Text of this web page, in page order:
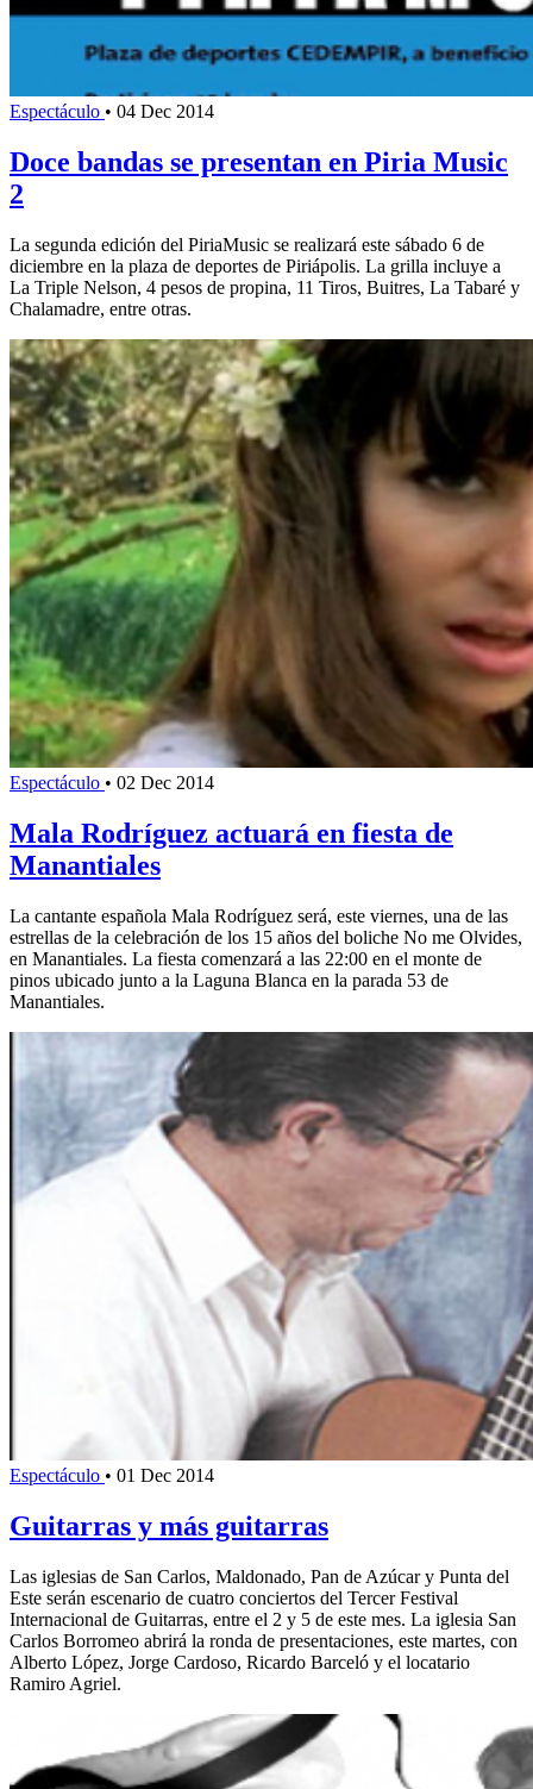
Espectáculo • 04 Dec 2014
Doce bandas se presentan en Piria Music
2
La segunda edición del PiriaMusic se realizará este sábado 6 de
diciembre en la plaza de deportes de Piriápolis. La grilla incluye a
La Triple Nelson, 4 pesos de propina, 11 Tiros, Buitres, La Tabaré y
Chalamadre, entre otras.
Espectáculo • 02 Dec 2014
Mala Rodríguez actuará en fiesta de
Manantiales
La cantante española Mala Rodríguez será, este viernes, una de las
estrellas de la celebración de los 15 años del boliche No me Olvides,
en Manantiales. La fiesta comenzará a las 22:00 en el monte de
pinos ubicado junto a la Laguna Blanca en la parada 53 de
Manantiales.
Espectáculo • 01 Dec 2014
Guitarras y más guitarras
Las iglesias de San Carlos, Maldonado, Pan de Azúcar y Punta del
Este serán escenario de cuatro conciertos del Tercer Festival
Internacional de Guitarras, entre el 2 y 5 de este mes. La iglesia San
Carlos Borromeo abrirá la ronda de presentaciones, este martes, con
Alberto López, Jorge Cardoso, Ricardo Barceló y el locatario
Ramiro Agriel.